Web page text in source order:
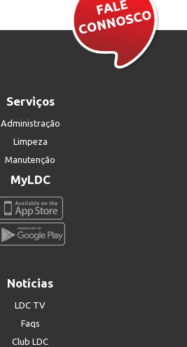
Serviços
Administração
Limpeza
Manutenção
MyLDC
Notícias
LDC TV
Faqs
Club LDC